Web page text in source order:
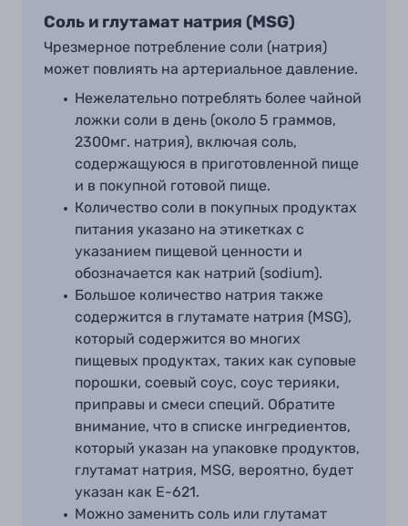
Соль и глутамат натрия (MSG)
Чрезмерное потребление соли (натрия)
может повлиять на артериальное давление.
Нежелательно потреблять более чайной
ложки соли в день (около 5 граммов,
2300мг. натрия), включая соль,
содержащуюся в приготовленной пище
и в покупной готовой пище.
Количество соли в покупных продуктах
питания указано на этикетках с
указанием пищевой ценности и
обозначается как натрий (sodium).
Большое количество натрия также
содержится в глутамате натрия (MSG),
который содержится во многих
пищевых продуктах, таких как суповые
порошки, соевый соус, соус терияки,
приправы и смеси специй. Обратите
внимание, что в списке ингредиентов,
который указан на упаковке продуктов,
глутамат натрия, MSG, вероятно, будет
указан как E-621.
Можно заменить соль или глутамат